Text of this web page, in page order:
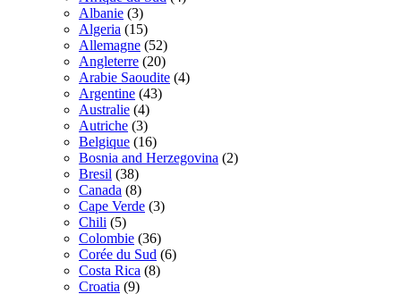
Albanie (3)
Algeria (15)
Allemagne (52)
Angleterre (20)
Arabie Saoudite (4)
Argentine (43)
Australie (4)
Autriche (3)
Belgique (16)
Bosnia and Herzegovina (2)
Bresil (38)
Canada (8)
Cape Verde (3)
Chili (5)
Colombie (36)
Corée du Sud (6)
Costa Rica (8)
Croatia (9)